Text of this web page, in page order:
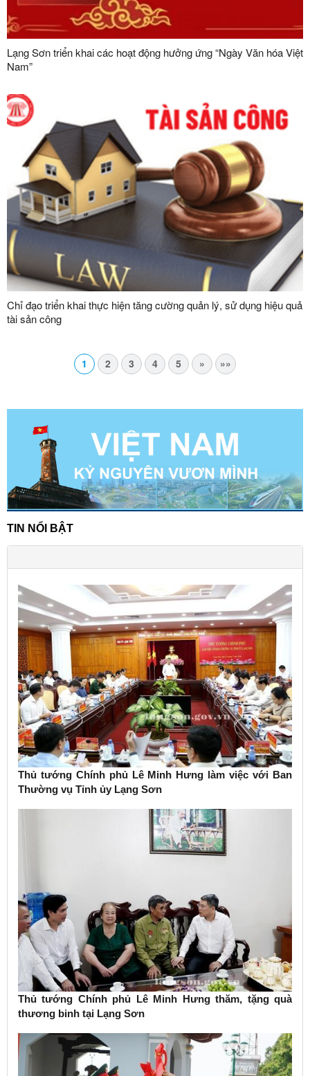
Lạng Sơn triển khai các hoạt động hưởng ứng “Ngày Văn hóa Việt
Nam”
Chỉ đạo triển khai thực hiện tăng cường quản lý, sử dụng hiệu quả
tài sản công
1 2 3 4 5 » »»
TIN NỔI BẬT
Thủ tướng Chính phủ Lê Minh Hưng làm việc với Ban
Thường vụ Tỉnh ủy Lạng Sơn
Thủ tướng Chính phủ Lê Minh Hưng thăm, tặng quà
thương binh tại Lạng Sơn